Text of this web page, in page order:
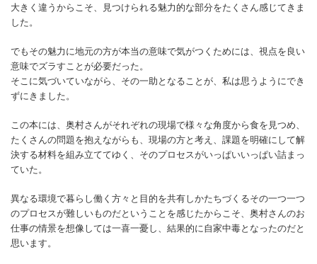
大きく違うからこそ、見つけられる魅力的な部分をたくさん感じてきま
した。
でもその魅力に地元の方が本当の意味で気がつくためには、視点を良い
意味でズラすことが必要だった。
そこに気づいていながら、その一助となることが、私は思うようにでき
ずにきました。
この本には、奥村さんがそれぞれの現場で様々な角度から食を見つめ、
たくさんの問題を抱えながらも、現場の方と考え、課題を明確にして解
決する材料を組み立ててゆく、そのプロセスがいっぱいいっぱい詰まっ
ていた。
異なる環境で暮らし働く方々と目的を共有しかたちづくるその一つ一つ
のプロセスが難しいものだということを感じたからこそ、奥村さんのお
仕事の情景を想像しては一喜一憂し、結果的に自家中毒となったのだと
思います。